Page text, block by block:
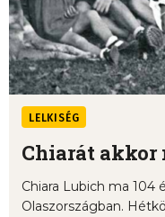
LELKISÉG
Chiarát
Chiara Lubich ma 104
Olaszországban.